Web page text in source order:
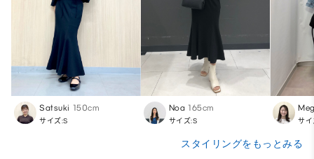
Satsuki 150cm
サイズ:S
Noa 165cm
サイズ:S サイ
スタイリングをもっとみる